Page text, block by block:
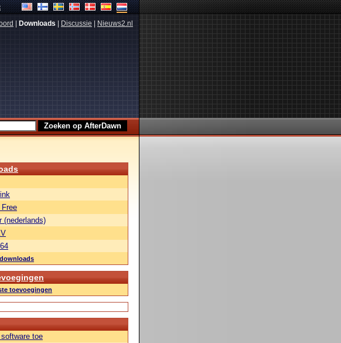
Downloads Discussie Nieuws2.nl
(nederlands)
toevoegingen
toe